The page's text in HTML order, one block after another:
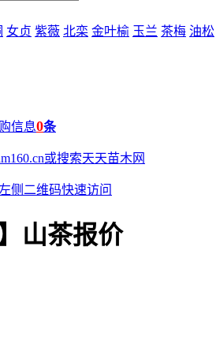
女贞 紫薇 北栾 金叶榆 玉兰 茶梅 油松
信息0条
或搜索天天苗木网
侧二维码快速访问
山茶报价